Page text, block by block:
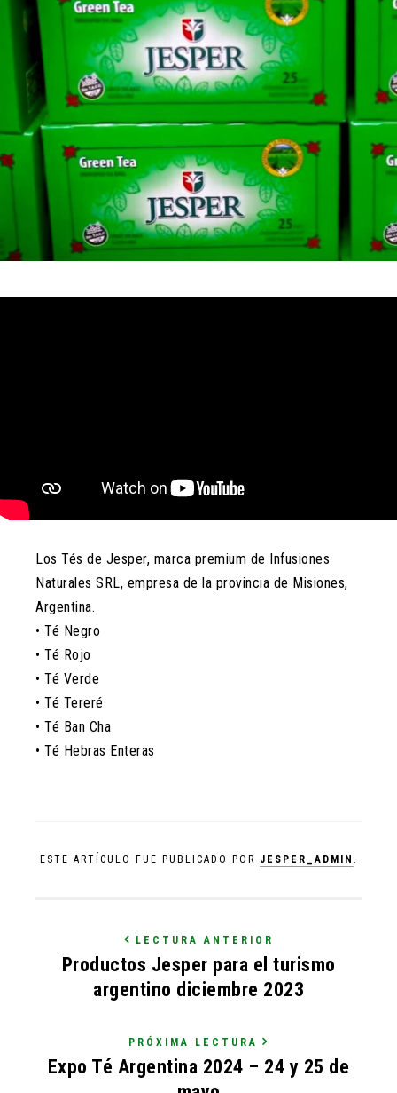
Los Tés de Jesper, marca premium de Infusiones
Naturales SRL, empresa de la provincia de Misiones,
Argentina.
• Té Negro
• Té Rojo
• Té Verde
• Té Tereré
• Té Ban Cha
• Té Hebras Enteras
ESTE ARTÍCULO FUE PUBLICADO POR JESPER_ADMIN .
LECTURA ANTERIOR
Productos Jesper para el turismo
argentino diciembre 2023
PRÓXIMA LECTURA
Expo Té Argentina 2024 – 24 y 25 de